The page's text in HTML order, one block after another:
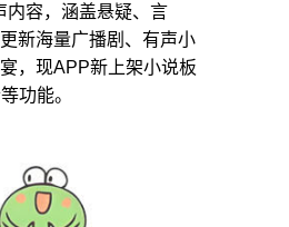
内容，涵盖悬疑、言
新海量广播剧、有声小
，现APP新上架小说板
功能。